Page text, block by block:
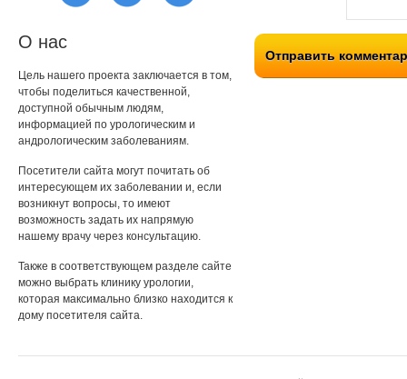
О нас
Цель нашего проекта заключается в том,
чтобы поделиться качественной,
доступной обычным людям,
информацией по урологическим и
андрологическим заболеваниям.
Посетители сайта могут почитать об
интересующем их заболевании и, если
возникнут вопросы, то имеют
возможность задать их напрямую
нашему врачу через консультацию.
Также в соответствующем разделе сайте
можно выбрать клинику урологии,
которая максимально близко находится к
дому посетителя сайта.
Отправить